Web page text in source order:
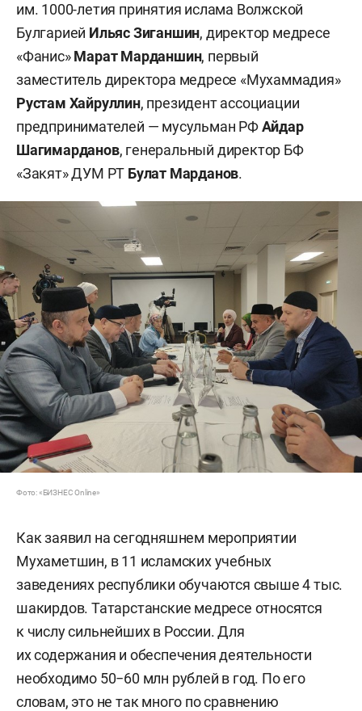
им. 1000-летия принятия ислама Волжской
Булгарией Ильяс Зиганшин, директор медресе
«Фанис»Марат Марданшин, первый
заместитель директора медресе «Мухаммадия»
Рустам Хайруллин, президент ассоциации
предпринимателей — мусульман РФАйдар
Шагимарданов, генеральный директор БФ
«Закят» ДУМ РТ Булат Марданов.
Фото: «БИЗНЕС Online»
Как заявил на сегодняшнем мероприятии
Мухаметшин, в 11 исламских учебных
заведениях республики обучаются свыше 4 тыс.
шакирдов. Татарстанские медресе относятся
к числу сильнейших в России. Для
их содержания и обеспечения деятельности
необходимо 50−60 млн рублей в год. По его
словам, это не так много по сравнению